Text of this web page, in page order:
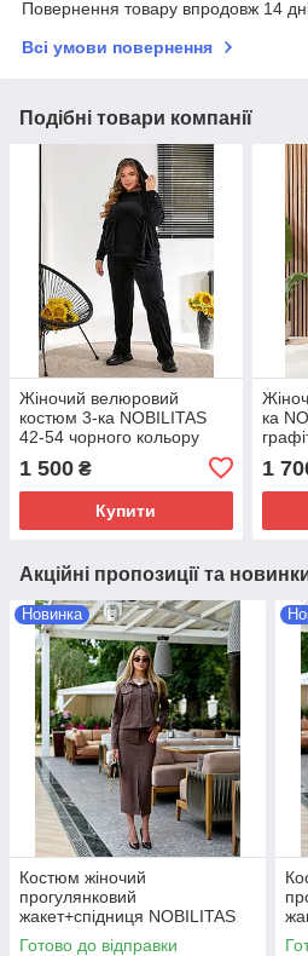
Повернення товару впродовж 14
Всі умови повернення
Подібні товари компанії
Жіночий велюровий
костюм 3-ка NOBILITAS
42-54 чорного кольору
1 500 ₴
Купити
ка
1
Акційні пропозиції та
Новинка
Костюм жіночий
прогулянковий
жакет+спiдниця NOBILITAS
42-52 кавового кольору
Готово до відправки